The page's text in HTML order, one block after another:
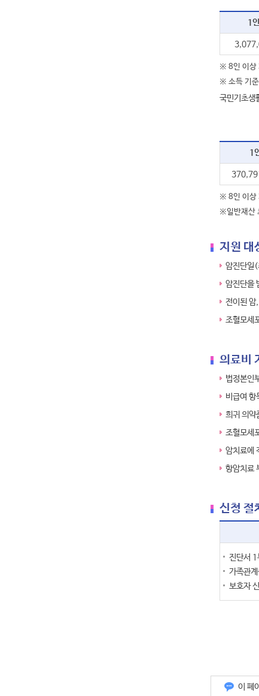
1인
※ 8인 이상
※ 소득 기
국민기초생
1
※ 8인 이상
※일반재산
지원 대
암진단일(
암진단을
전이된 암
조혈모세
의료비
법정본인
비급여 항
희귀 의약
조혈모세
암치료에
항암치료
신청 절
진단서 1
가족관
보호자
이 페